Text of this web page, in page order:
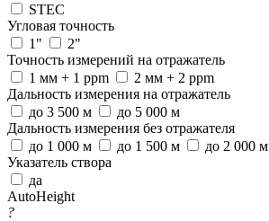
STEC
Угловая точность
1"
2"
Точность измерений на отражатель
1 мм + 1 ppm
2 мм + 2 ppm
Дальность измерения на отражатель
до 3 500 м
до 5 000 м
Дальность измерения без отражателя
до 1 000 м
до 1 500 м
до 2 000 м
Указатель створа
да
AutoHeight
?